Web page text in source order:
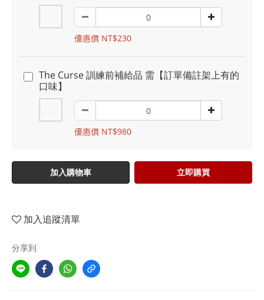
優惠價 NT$230
The Curse 訓練前補給品 需【訂單備註架上有的
口味】
優惠價 NT$980
加入購物車 立即購買
加入追蹤清單
分享到